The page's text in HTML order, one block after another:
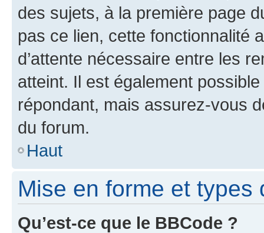
des sujets, à la première page
pas ce lien, cette fonctionnalité
d’attente nécessaire entre les
atteint. Il est également
répondant, mais assurez-vous
du forum.
Haut
Mise en forme et types
Qu’est-ce que le BBCode ?